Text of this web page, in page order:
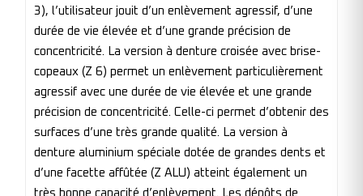
3), l’utilisateur jouit d’un enlèvement agressif, d’une
durée de vie élevée et d’une grande précision de
concentricité. La version à denture croisée avec brise-
copeaux (Z 6) permet un enlèvement particulièrement
agressif avec une durée de vie élevée et une grande
précision de concentricité. Celle-ci permet d’obtenir des
surfaces d’une très grande qualité. La version à
denture aluminium spéciale dotée de grandes dents et
d’une facette affûtée (Z ALU) atteint également un
très bonne capacité d’enlèvement. Les dépôts de